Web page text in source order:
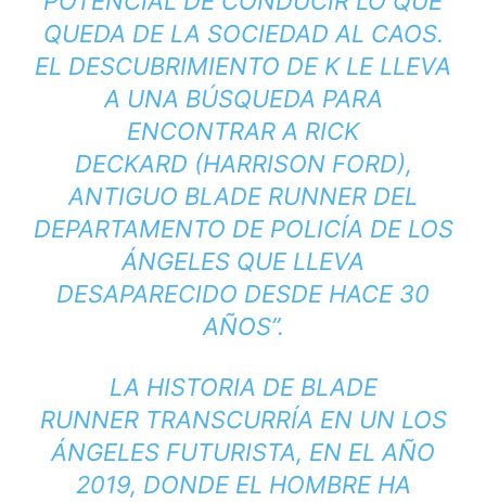
QUEDA DE LA SOCIEDAD AL CAOS.
EL DESCUBRIMIENTO DE K LE LLEVA
A UNA BÚSQUEDA PARA
ENCONTRAR A RICK
DECKARD (HARRISON FORD),
ANTIGUO BLADE RUNNER DEL
DEPARTAMENTO DE POLICÍA DE LOS
ÁNGELES QUE LLEVA
DESAPARECIDO DESDE HACE 30
AÑOS”.
LA HISTORIA DE BLADE
RUNNER TRANSCURRÍA EN UN LOS
ÁNGELES FUTURISTA, EN EL AÑO
2019, DONDE EL HOMBRE HA